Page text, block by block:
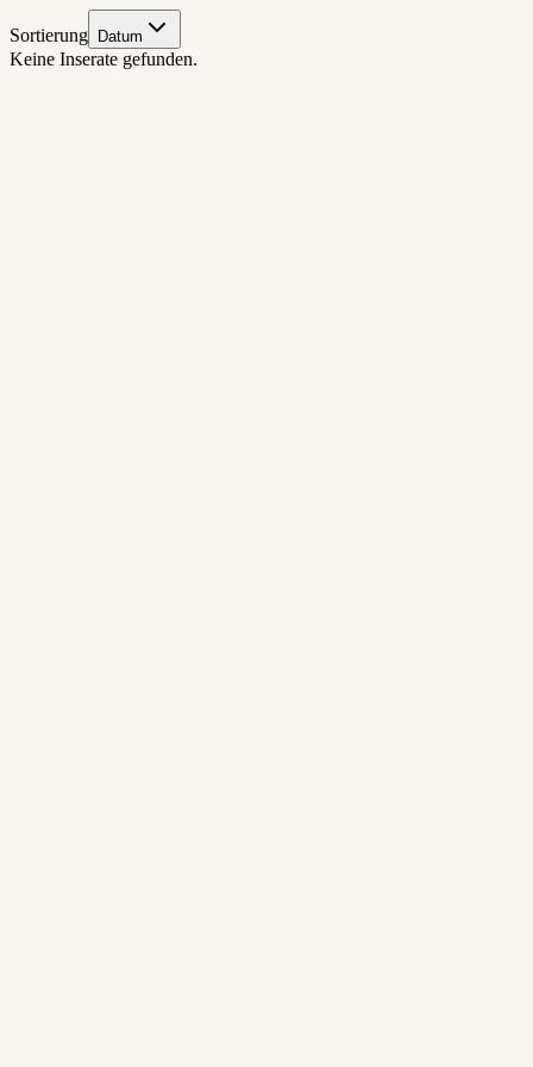
Sortierung Datum
Keine Inserate gefunden.